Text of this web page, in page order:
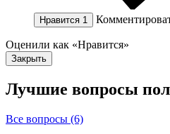
Нравится 1
Оценили как «Нравится»
Закрыть
Лучшие вопросы
Все вопросы (6)